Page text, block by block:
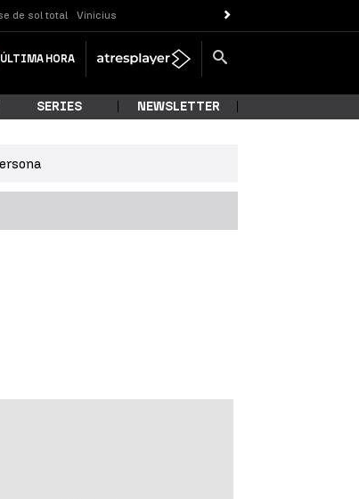
de sol total Vinicius
ÚLTIMA HORA
SERIES NEWSLETTER